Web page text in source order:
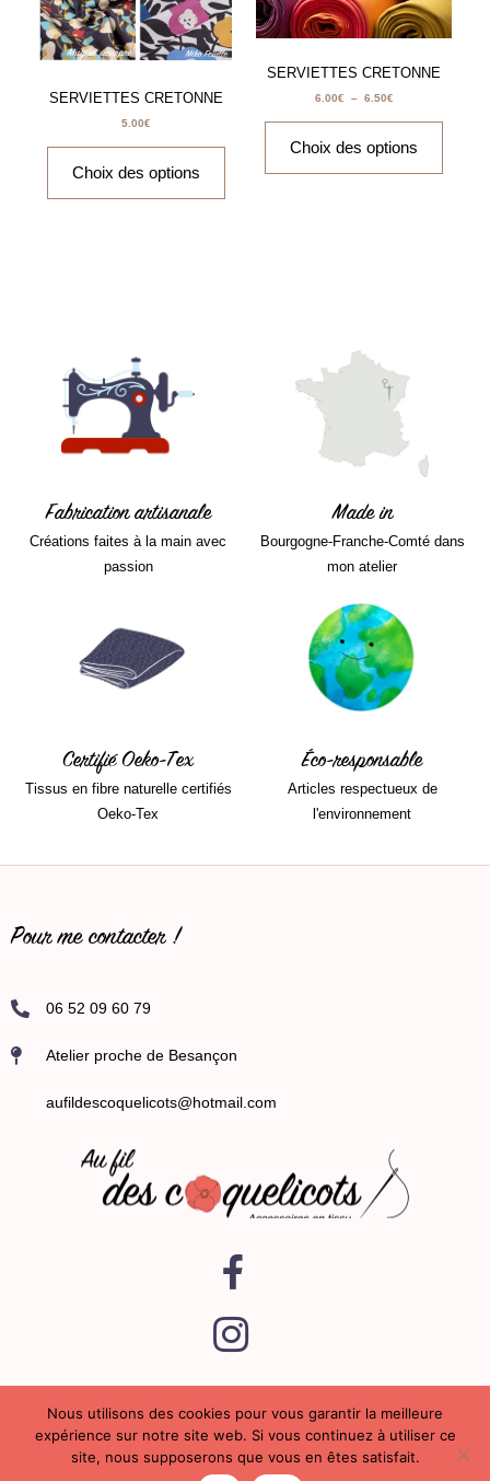
SERVIETTES CRETONNE
5.00€
Choix des options
Les
options
peuvent
SERVIETTES CRETONNE
6.00€ – 6.50€
Choix des options
Les
Fabrication artisanale
Créations faites à la main avec
passion
Made in
Bourgogne-Franche-Comté dans
mon atelier
Certifié Oeko-Tex
Tissus en fibre naturelle certifiés
Oeko-Tex
Éco-responsable
Articles respectueux de
l'environnement
Pour me contacter !
06 52 09 60 79
Atelier proche de Besançon
aufildescoquelicots@hotmail.com
©2024Au fil des Coquelicots ♡ une créationEverandYou
Nous utilisons des cookies pour vous garantir la meilleure
expérience sur notre site web. Si vous continuez à utiliser ce
site, nous supposerons que vous en êtes satisfait.